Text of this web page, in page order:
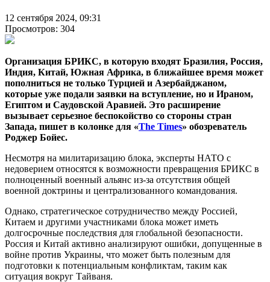
12 сентября 2024, 09:31
Просмотров: 304
Организация БРИКС, в которую входят Бразилия, Россия,
Индия, Китай, Южная Африка, в ближайшее время может
пополниться не только Турцией и Азербайджаном,
которые уже подали заявки на вступление, но и Ираном,
Египтом и Саудовской Аравией. Это расширение
вызывает серьезное беспокойство со стороны стран
Запада, пишет в колонке для «The Times» обозреватель
Роджер Бойес.
Несмотря на милитаризацию блока, эксперты НАТО с
недоверием относятся к возможности превращения БРИКС в
полноценный военный альянс из-за отсутствия общей
военной доктрины и централизованного командования.
Однако, стратегическое сотрудничество между Россией,
Китаем и другими участниками блока может иметь
долгосрочные последствия для глобальной безопасности.
Россия и Китай активно анализируют ошибки, допущенные в
войне против Украины, что может быть полезным для
подготовки к потенциальным конфликтам, таким как
ситуация вокруг Тайваня.